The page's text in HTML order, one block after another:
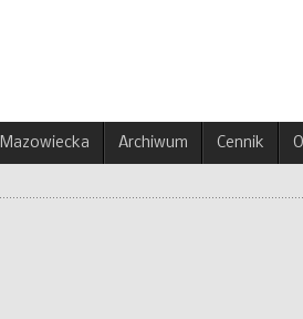
Archiwum Cennik